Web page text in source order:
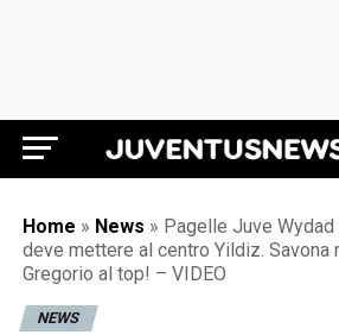
Juventus
Home » News » Pagelle Juve
deve mettere al centro Yildiz. Savona
Gregorio al top! – VIDEO
NEWS